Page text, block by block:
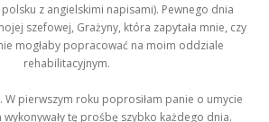
z angielskimi napisami). Pewnego dnia
szefowej, Grażyny, która zapytała mnie, czy
mogłaby popracować na moim oddziale
rehabilitacyjnym.
W pierwszym roku poprosiłam panie o umycie
tę prośbę szybko każdego dnia.